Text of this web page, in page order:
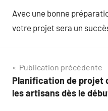
Avec une bonne
votre projet sera un
Navigation
de
Publication précédente
Planification de projet
les artisans dès le